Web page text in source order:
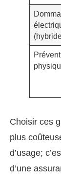
Choisir ces
plus
d’usage;
d’une